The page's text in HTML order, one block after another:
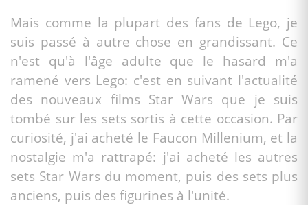
Mais comme la plupart des fans de Lego, je
suis passé à autre chose en grandissant. Ce
n'est qu'à l'âge adulte que le hasard m'a
ramené vers Lego: c'est en suivant l'actualité
des nouveaux films Star Wars que je suis
tombé sur les sets sortis à cette occasion. Par
curiosité, j'ai acheté le Faucon Millenium, et la
nostalgie m'a rattrapé: j'ai acheté les autres
sets Star Wars du moment, puis des sets plus
anciens, puis des figurines à l'unité.